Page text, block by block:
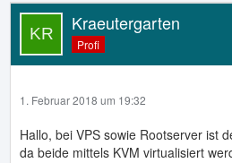
Kraeutergarten
Profi
1. Februar 2018 um 19:32
Hallo, bei VPS sowie Rootserver ist
da beide mittels KVM virtualisiert